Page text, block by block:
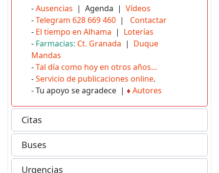
-Ausencias | Agenda | Vídeos
-Telegram 628 669 460 | Contactar
- El tiempo en Alhama | Loterías
- Farmacias: Ct. Granada | Duque
Mandas
-Tal día como hoy en otros años...
-Servicio de publicaciones online.
- Tu apoyo se agradece | ♦Autores
Citas
Buses
Urgencias